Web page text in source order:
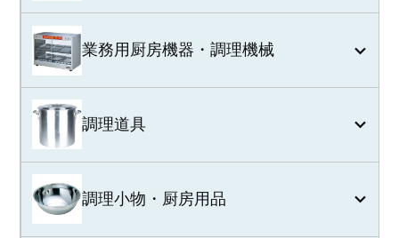
業務用厨房機器・調理機械
調理道具
調理小物・厨房用品